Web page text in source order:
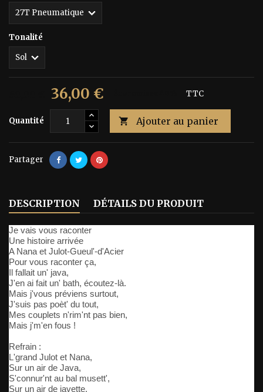
Tonalité
36,00 € TTC
Quantité  Ajouter au panier
Partager
DESCRIPTION DÉTAILS DU PRODUIT
Je vais vous raconter
Une histoire arrivée
A Nana et Julot-Gueul'-d'Acier
Pour vous raconter ça,
Il fallait un' java,
J'en ai fait un' bath, écoutez-là.
Mais j'vous préviens surtout,
J'suis pas poèt' du tout,
Mes couplets n'rim'nt pas bien,
Mais j'm'en fous !
Refrain :
L'grand Julot et Nana,
Sur un air de Java,
S'connur'nt au bal musett',
Sur un air de javette.